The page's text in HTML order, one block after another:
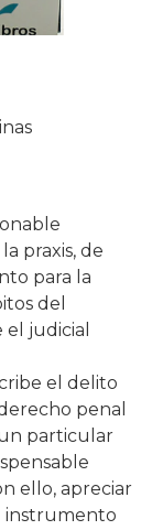
praxis, de
para la
del
judicial
el delito
penal
particular
ello, apreciar
instrumento